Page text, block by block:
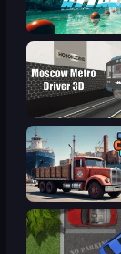
Boat Attack
Cargo Truck